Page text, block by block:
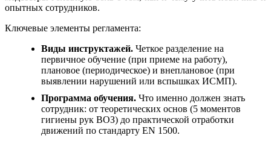
опытных сотрудников.
Ключевые элементы регламента:
Виды инструктажей. Четкое разделение на
первичное обучение (при приеме на работу),
плановое (периодическое) и внеплановое (при
выявлении нарушений или вспышках ИСМП).
Программа обучения. Что именно должен знать
сотрудник: от теоретических основ (5 моментов
гигиены рук ВОЗ) до практической отработки
движений по стандарту EN 1500.